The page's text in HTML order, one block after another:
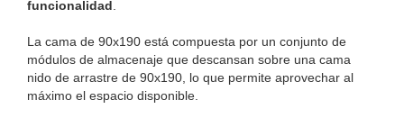
funcionalidad
La cama de 90x190 está compuesta por un conjunto de
módulos de almacenaje que descansan sobre una cama
nido de arrastre de 90x190, lo que permite aprovechar al
máximo el espacio disponible.